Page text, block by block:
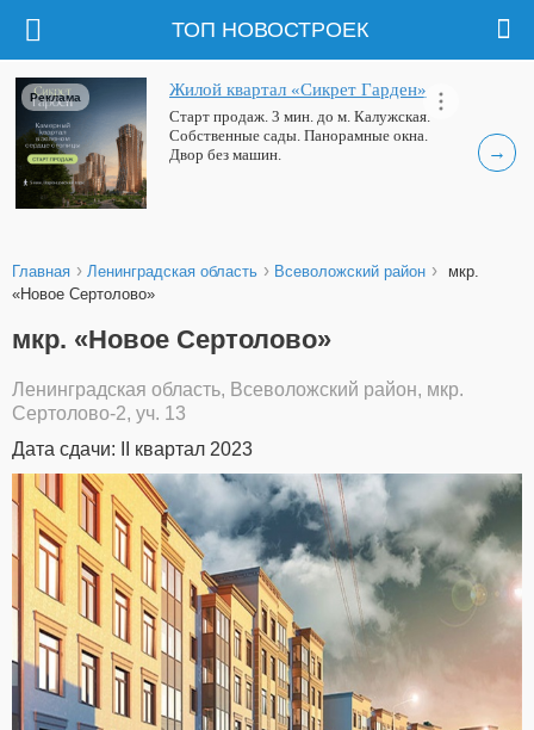
ТОП НОВОСТРОЕК
→
Жилой квартал «Сикрет Гарден»
Старт продаж. 3 мин. до м. Калужская.
Собственные сады. Панорамные окна.
Двор без машин.
Реклама
Главная › Ленинградская область › Всеволожский район ›
мкр.
«Новое Сертолово»
мкр. «Новое Сертолово»
Ленинградская область, Всеволожский район, мкр.
Сертолово-2, уч. 13
Дата сдачи: II квартал 2023